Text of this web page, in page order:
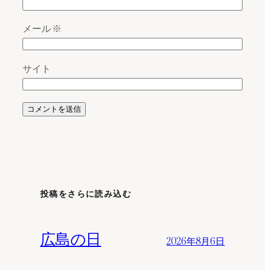
メール※
サイト
投稿をさらに読み込む
広島の日 2026年8月6日